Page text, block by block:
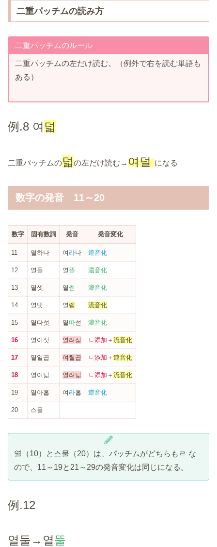
二重パッチムの読み方
二重パッチムのルール
二重パッチムの左だけ読む。（例外で右を読む単語も
ある）
例.8 여 덟
二重パッチムの덟の左だけ読む→여덜になる
数字の発音 11～20
数字 固有数詞 発音 発音変化
11 열하나 여 라나 連音化
12 열둘 열 뚤 濃音化
13 열셋 열쎋 濃音化
14 열넷 열 렏 流音化
15 열다섯 열따섣 濃音化
16 열여섯 열려섣 ㄴ添加 ＋流音化
17 열일곱 여릴곱 ㄴ添加 ＋連音化
18 열여덟 열려덟 ㄴ添加 ＋流音化
19 열아홉 여 라홉 連音化
20 스물
열（10）と스물（20）は、パッチムがどちらもㄹ な
ので、11～19と21～29の発音変化は同じになる。
例.12
열둘→열뚤